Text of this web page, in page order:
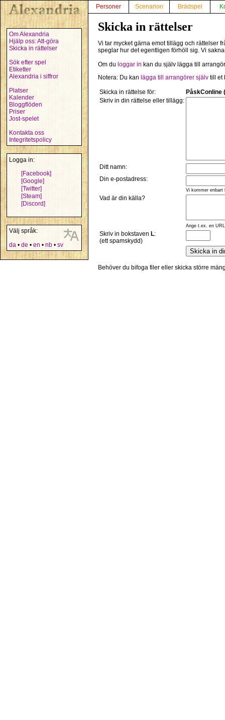
Om Alexandria
Hjälp oss: Att-göra
Skicka in rättelser
Sök efter spel
Etiketter
Alexandria i siffror
Platser
Kalender
Bloggflöden
Priser
Jost-spelet
Kontakta oss
Integritetspolicy
Logga in:
[Facebook]
[Google]
[Twitter]
[Steam]
[Discord]
Välj språk:
da • de • en • nb • sv
Personer Scenarion Brädspel
Skicka in rättelser
Vi tar mycket gärna emot tillägg och rättelser
speglar hur det egentligen förhöll sig. Vi
Om du loggar in kan du själv lägga till
Notera: Du kan lägga till arrangörer själv till et
Skicka in rättelse för:
PåskConline
Skriv in din rättelse eller tillägg:
Ditt namn:
Din e-postadress:
Vi kommer enbart
Vad är din källa?
Ange t.ex. en
Skriv in bokstaven L:
(ett spamskydd)
Behöver du bifoga filer eller skicka större